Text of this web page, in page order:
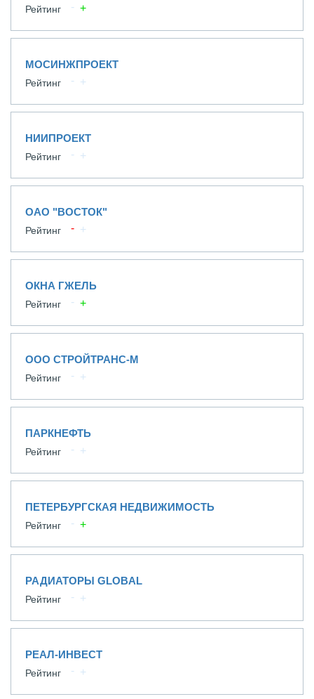
Рейтинг
МОСИНЖПРОЕКТ
Рейтинг
НИИПРОЕКТ
Рейтинг
ОАО "ВОСТОК"
Рейтинг
ОКНА ГЖЕЛЬ
Рейтинг
ООО СТРОЙТРАНС-М
Рейтинг
ПАРКНЕФТЬ
Рейтинг
ПЕТЕРБУРГСКАЯ НЕДВИЖИМОСТЬ
Рейтинг
РАДИАТОРЫ GLOBAL
Рейтинг
РЕАЛ-ИНВЕСТ
Рейтинг